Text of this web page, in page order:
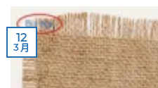
12
3 月